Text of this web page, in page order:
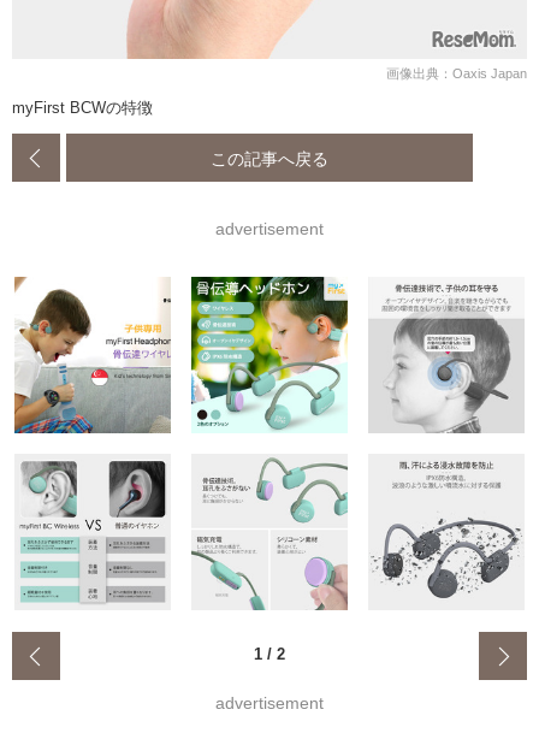
画像出典：Oaxis Japan
myFirst BCWの特徴
この記事へ戻る
advertisement
1 / 2
advertisement